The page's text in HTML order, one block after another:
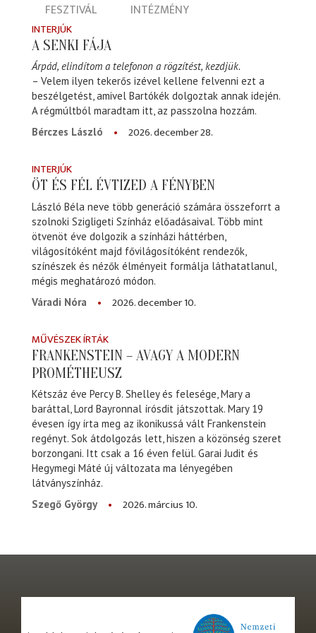
FESZTIVÁL INTÉZMÉNY
INTERJÚK
A SENKI FÁJA
Árpád, elindítom a telefonon a rögzítést, kezdjük.
– Velem ilyen tekerős izével kellene felvenni ezt a
beszélgetést, amivel Bartókék dolgoztak annak idején.
A régmúltból maradtam itt, az passzolna hozzám.
Bérczes László
2026. december 28.
INTERJÚK
ÖT ÉS FÉL ÉVTIZED A FÉNYBEN
László Béla neve több generáció számára összeforrt a
szolnoki Szigligeti Színház előadásaival. Több mint
ötvenöt éve dolgozik a színházi háttérben,
világosítóként majd fővilágosítóként rendezők,
színészek és nézők élményeit formálja láthatatlanul,
mégis meghatározó módon.
Váradi Nóra
2026. december 10.
MŰVÉSZEK ÍRTÁK
FRANKENSTEIN – AVAGY A MODERN
PROMÉTHEUSZ
Kétszáz éve Percy B. Shelley és felesége, Mary a
baráttal, Lord Bayronnal írósdit játszottak. Mary 19
évesen így írta meg az ikonikussá vált Frankenstein
regényt. Sok átdolgozás lett, hiszen a közönség szeret
borzongani. Itt csak a 16 éven felül. Garai Judit és
Hegymegi Máté új változata ma lényegében
látványszínház.
Szegő György
2026. március 10.